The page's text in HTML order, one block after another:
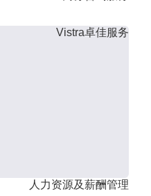
Vistra卓佳服务
人力资源及薪酬管理